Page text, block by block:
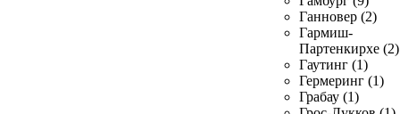
Ганновер (2)
Гармиш-
Партенкирхе (2)
Гаутинг (1)
Гермеринг (1)
Грабау (1)